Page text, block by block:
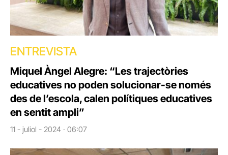
ENTREVISTA
Miquel Àngel Alegre: “Les trajectòries
educatives no poden solucionar-se només
des de l’escola, calen polítiques educatives
en sentit ampli”
11 - juliol - 2024 · 06:07